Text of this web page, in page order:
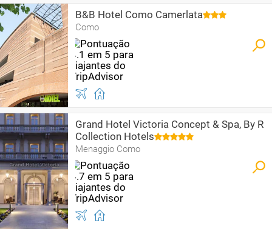
B&B Hotel Como Camerlata
Como
Grand Hotel Victoria Concept & Spa, By R
Collection Hotels
Menaggio Como